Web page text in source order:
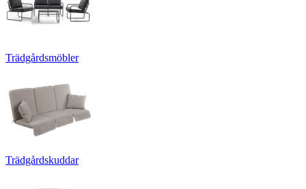
Trädgårdsmöbler
Trädgårdskuddar